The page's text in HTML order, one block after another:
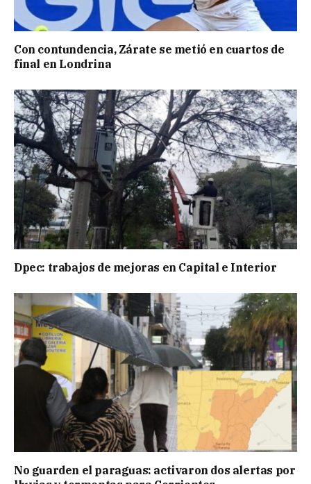
Con contundencia, Zárate se metió en cuartos de
final en Londrina
Dpec: trabajos de mejoras en Capital e Interior
No guarden el paraguas: activaron dos alertas por